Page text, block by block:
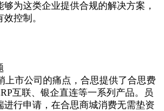
为这类企业提供合规的解决方案，
控制。
上市公司的痛点，合思提供了合思费
互联、银企直连等一系列产品。员
进行申请，在合思商城消费无需垫资